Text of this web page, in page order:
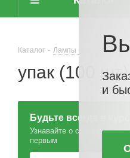
Каталог - Лампы (источники
упак (100
Будьте всегда в
Узнавайте о скидках и
первым
и